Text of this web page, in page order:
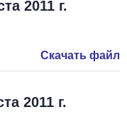
2011 г.
Скачать файл
2011 г.